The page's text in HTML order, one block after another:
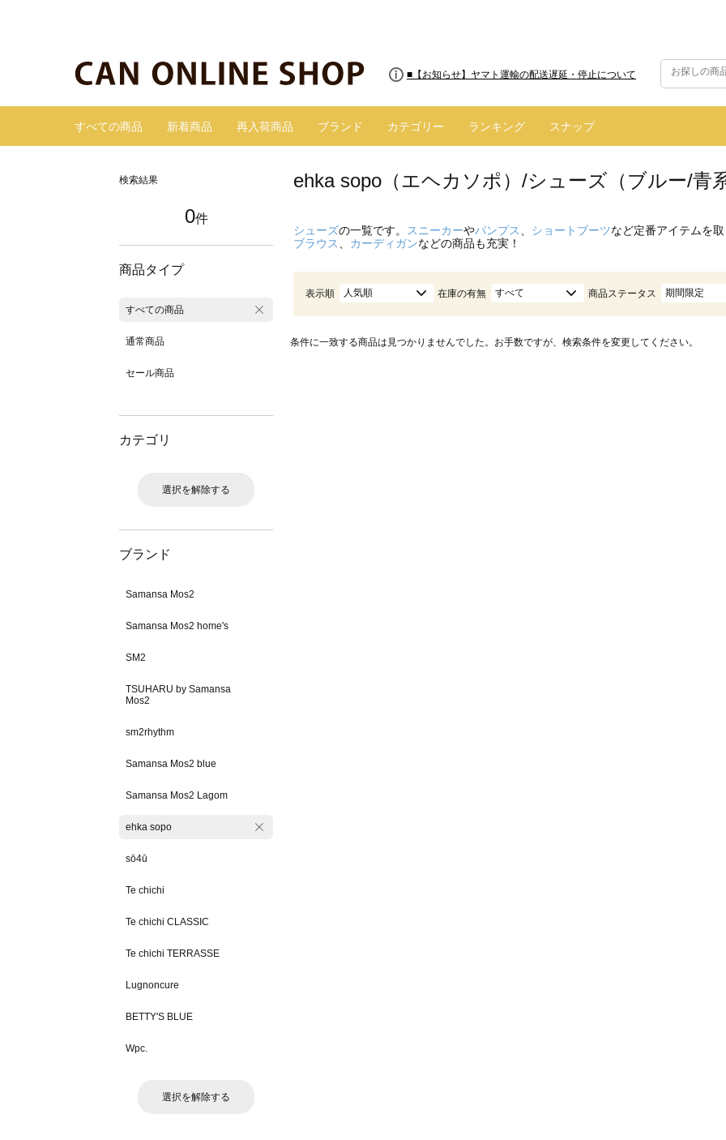
■【お知らせ】ヤマト運輸の配送遅延・停止について
すべての商品 新着商品 再入荷商品 ブランド カテゴリー ランキング スナップ
検索結果
0件
商品タイプ
すべての商品
通常商品
セール商品
カテゴリ
選択を解除する
ブランド
Samansa Mos2
Samansa Mos2 home's
SM2
TSUHARU by Samansa
Mos2
sm2rhythm
Samansa Mos2 blue
Samansa Mos2 Lagom
ehka sopo
sō4ū
Te chichi
Te chichi CLASSIC
Te chichi TERRASSE
Lugnoncure
BETTY'S BLUE
Wpc.
選択を解除する
ehka sopo（エヘカソポ）/シューズ（ブルー/青
シューズの一覧です。 スニーカーやパンプス ショートブーツなど定番アイテムを
ブラウス
カーディガンなどの商品も充実！
表示順 人気順 在庫の有無 すべて 商品ステータス 期間限定
条件に一致する商品は見つかりませんでした。お手数ですが、検索条件を変更してください。